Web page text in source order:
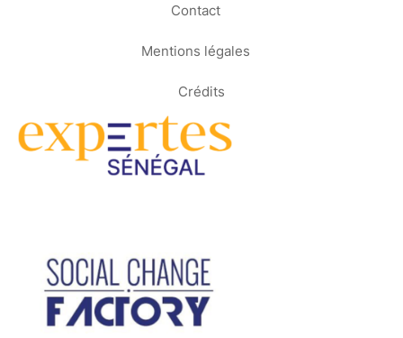
Contact
Mentions légales
Crédits